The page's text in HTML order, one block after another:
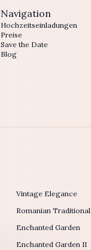
Navigation
Hochzeitseinladungen
Preise
Save the Date
Blog
Vintage Elegance
Romanian Traditional
Enchanted Garden
Enchanted Garden II